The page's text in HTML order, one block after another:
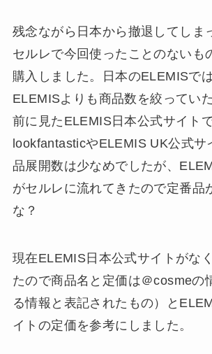
残念ながら日本から撤退してしま
セルレで今回使ったことのないも
購入しました。日本のELEMISで
ELEMISよりも商品数を絞ってい
前に見たELEMIS日本公式サイト
lookfantasticやELEMIS UK公式サ
品展開数は少なめでしたが、
がセルレに流れてきたので定番品
な？
現在ELEMIS日本公式サイトがな
たので商品名と定価は＠cosmeの
る情報と表記されたもの）と
イトの定価を参考にしました。